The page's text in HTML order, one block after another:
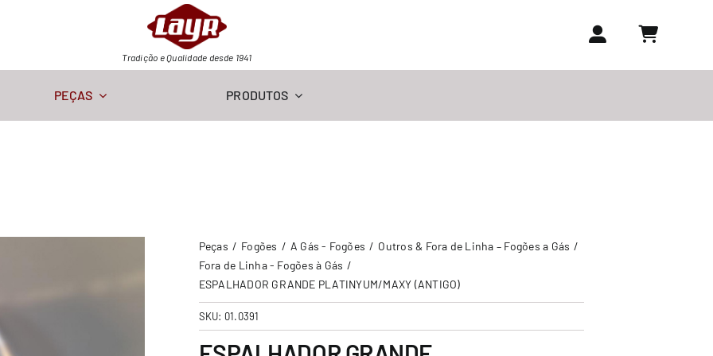
Tradição e Qualidade desde 1941
PEÇAS PRODUTOS
Peças Fogões A Gás - Fogões
Outros & Fora de Linha – Fogões a Gás
Fora de Linha - Fogões à Gás
ESPALHADOR GRANDE PLATINYUM/MAXY (ANTIGO)
SKU: 01.0391